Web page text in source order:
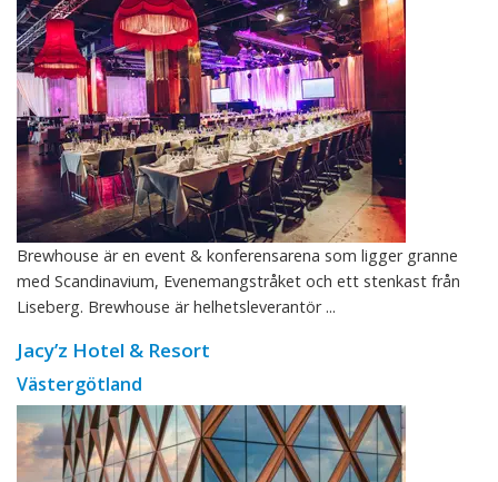
Brewhouse är en event & konferensarena som ligger granne
med Scandinavium, Evenemangstråket och ett stenkast från
Liseberg. Brewhouse är helhetsleverantör ...
Jacy’z Hotel & Resort
Västergötland